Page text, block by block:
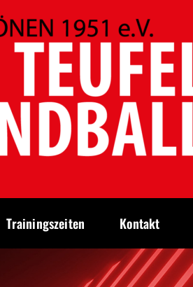
Trainingszeiten Kontakt